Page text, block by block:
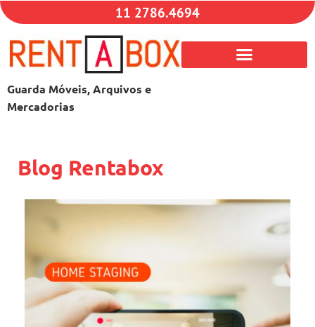
11 2786.4694
Guarda Móveis, Arquivos e
Mercadorias
Blog Rentabox